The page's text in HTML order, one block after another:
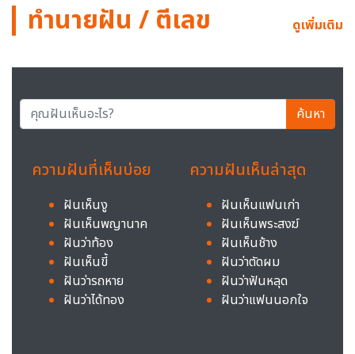
ทำนายฝัน / ตีเลข ดูเพิ่มเติม
ค้นหา
ความฝันที่เห็นบ่อย
ฝันเห็นงู
ฝันเห็นพญานาค
ฝันว่าท้อง
ฝันเห็นขี้
ฝันว่ารถหาย
ฝันว่าได้ทอง
ความฝันเห็นล่าสุด
ฝันเห็นแฟนเก่า
ฝันเห็นพระสงฆ์
ฝันเห็นช้าง
ฝันว่าตัดผม
ฝันว่าฟันหลุด
ฝันว่าแฟนนอกใจ